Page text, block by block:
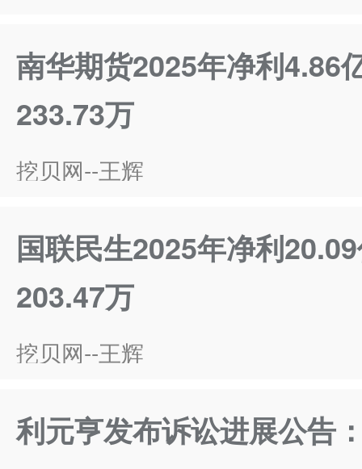
南华期货2025年净利4.86
233.73万
挖贝网--王辉
国联民生2025年净利
203.47万
挖贝网--王辉
利元亨发布诉讼进展公告